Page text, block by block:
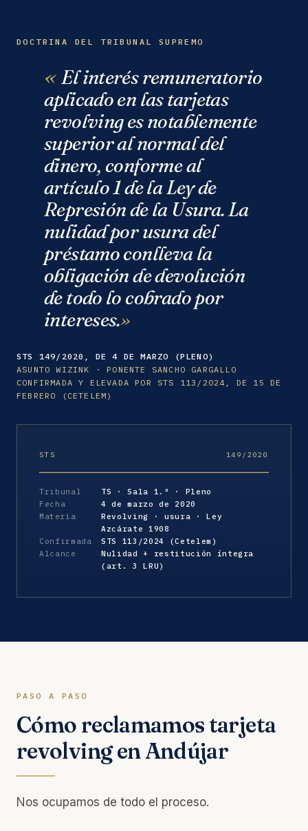
DOCTRINA DEL TRIBUNAL SUPREMO
El interés remuneratorio
aplicado en las tarjetas
revolving es notablemente
superior al normal del
dinero, conforme al
artículo 1 de la Ley de
Represión de la Usura. La
nulidad por usura del
préstamo conlleva la
obligación de devolución
de todo lo cobrado por
intereses.
STS 149/2020, DE 4 DE MARZO (PLENO)
ASUNTO WIZINK · PONENTE SANCHO GARGALLO
CONFIRMADA Y ELEVADA POR STS 113/2024, DE 15 DE
FEBRERO (CETELEM)
STS 149/2020
Tribunal
TS · Sala 1.ª · Pleno
Fecha
4 de marzo de 2020
Materia
Revolving · usura · Ley
Azcárate 1908
Confirmada
STS 113/2024 (Cetelem)
Alcance
Nulidad + restitución íntegra
(art. 3 LRU)
PASO A PASO
Cómo reclamamos tarjeta
revolving en Andújar
Nos ocupamos de todo el proceso.